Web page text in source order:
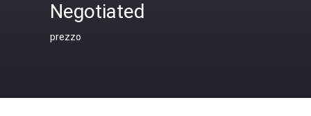
Negotiated
prezzo